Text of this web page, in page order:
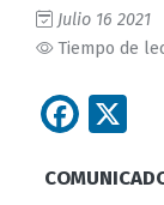
Julio 16 2021
Tiempo de